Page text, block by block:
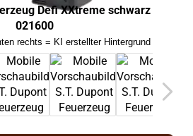
Defi XXtreme schwarz
021600
rechts = KI erstellter Hintergrund